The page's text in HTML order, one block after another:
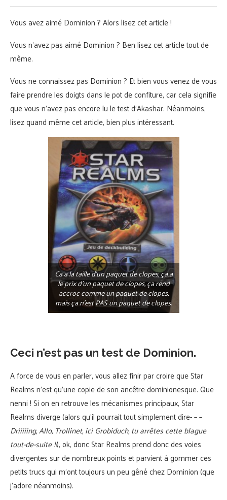
Vous avez aimé Dominion ? Alors lisez cet article !
Vous n’avez pas aimé Dominion ? Ben lisez cet article tout de
même.
Vous ne connaissez pas Dominion ? Et bien vous venez de vous
faire prendre les doigts dans le pot de confiture, car cela signifie
que vous n’avez pas encore lu le test d’Akashar. Néanmoins,
lisez quand même cet article, bien plus intéressant.
Ca a la taille d’un paquet de clopes, ça a
le prix d’un paquet de clopes, ça rend
accroc comme un paquet de clopes,
mais ça n’est PAS un paquet de clopes.
Ceci n’est pas un test de Dominion.
A force de vous en parler, vous allez finir par croire que Star
Realms n’est qu’une copie de son ancêtre dominionesque. Que
nenni ! Si on en retrouve les mécanismes principaux, Star
Realms diverge (alors qu’il pourrait tout simplement dire- – –
Driiiiing, Allo, Trollinet, ici Grobiduch, tu arrêtes cette blague
tout-de-suite !!), ok, donc Star Realms prend donc des voies
divergentes sur de nombreux points et parvient à gommer ces
petits trucs qui m’ont toujours un peu gêné chez Dominion (que
j’adore néanmoins).